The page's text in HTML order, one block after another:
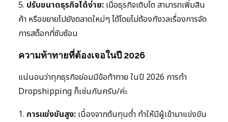
5. ปรับขนาดธุรกิจได้ง่าย: เมื่อธุรกิจเติบโต สามารถเพิ่มสิน
ค้า หรือขยายไปยังตลาดใหม่ๆ ได้โดยไม่ต้องกังวลเรื่องการจัด
การสต็อกที่ซับซ้อน
ความท้าทายที่ต้องเจอในปี 2026
แน่นอนว่าทุกธุรกิจย่อมมีข้อท้าทาย ในปี 2026 การทำ
Dropshipping ก็เช่นกันครับ/ค่ะ
1. การแข่งขันสูง: เนื่องจากต้นทุนต่ำ ทำให้มีผู้เข้ามาแข่งขัน